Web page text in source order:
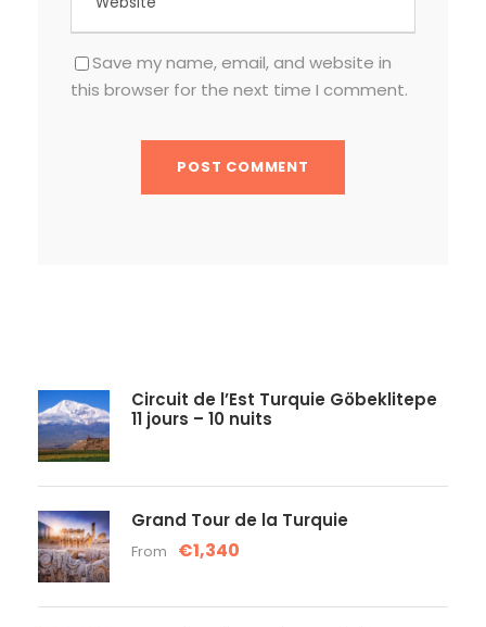
Save my name, email, and website in
this browser for the next time I comment.
Circuit de l’Est Turquie Göbeklitepe
11 jours – 10 nuits
Grand Tour de la Turquie
From €1,340